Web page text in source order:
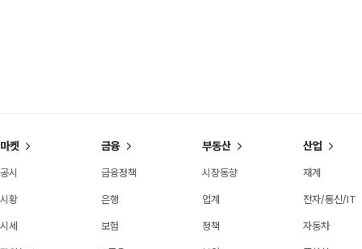
마켓
공시
시황
시세
금융
금융정책
은행
보험
부동산
시장동향
업계
정책
산업
재계
전자/통신/IT
자동차